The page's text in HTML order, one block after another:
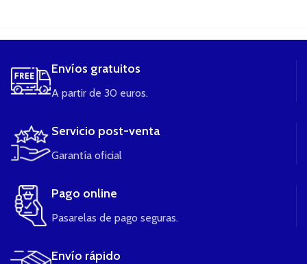
Envíos gratuitos
A partir de 30 euros.
Servicio post-venta
Garantía oficial
Pago online
Pasarelas de pago seguras.
Envío rápido